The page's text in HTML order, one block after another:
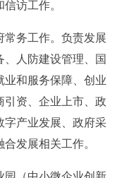
访工作。
常务工作。负责发展
人防建设管理
国
业和服务保障
创业
引资 企业上市
政
字产业发展、 政府采
合发展相关工作。